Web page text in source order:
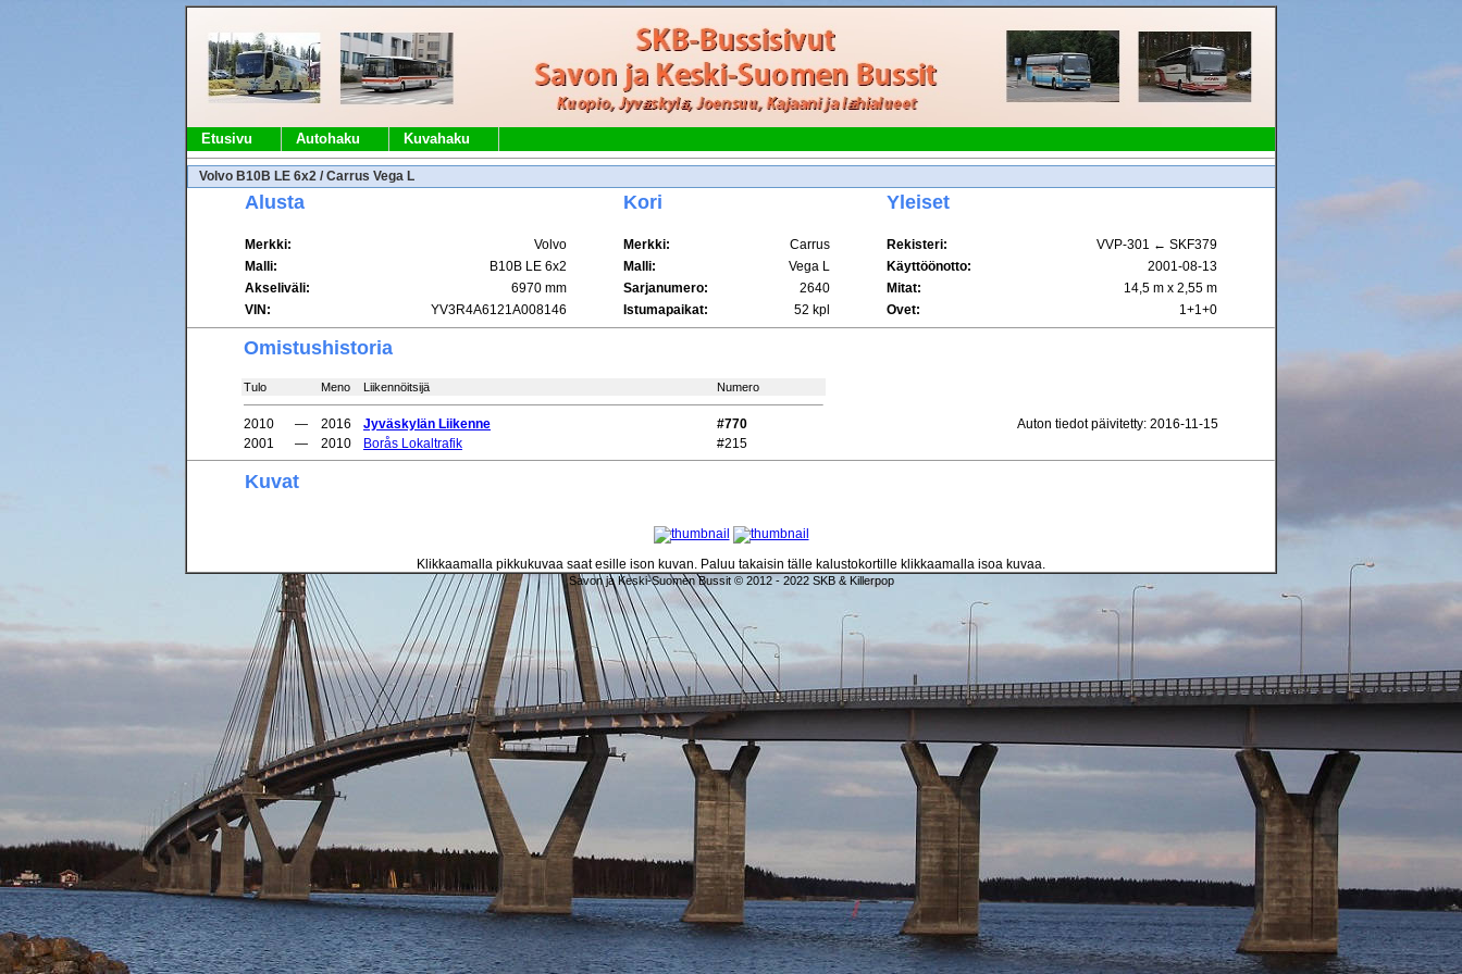
Etusivu Autohaku Kuvahaku
Volvo B10B LE 6x2 / Carrus Vega L
Alusta Kori Yleiset
Merkki: Volvo Merkki: Carrus Rekisteri:
VVP-301 ← SKF379
Malli:
B10B LE 6x2 Malli: Vega L Käyttöönotto:
2001-08-13
Akseliväli:
6970 mm Sarjanumero: 2640 Mitat:
14,5 m x 2,55 m
VIN:
YV3R4A6121A008146 Istumapaikat: 52 kpl Ovet: 1+1+0
Omistushistoria
Tulo Meno Liikennöitsijä Numero
2010 — 2016 Jyväskylän Liikenne #770
Auton tiedot päivitetty: 2016-11-15
2001
— 2010 Borås Lokaltrafik #215
Kuvat
Klikkaamalla pikkukuvaa saat esille ison kuvan. Paluu takaisin tälle kalustokortille klikkaamalla isoa kuvaa.
Savon ja Keski-Suomen Bussit © 2012 - 2022 SKB & Killerpop